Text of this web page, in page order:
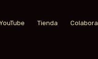
Tienda Colabora